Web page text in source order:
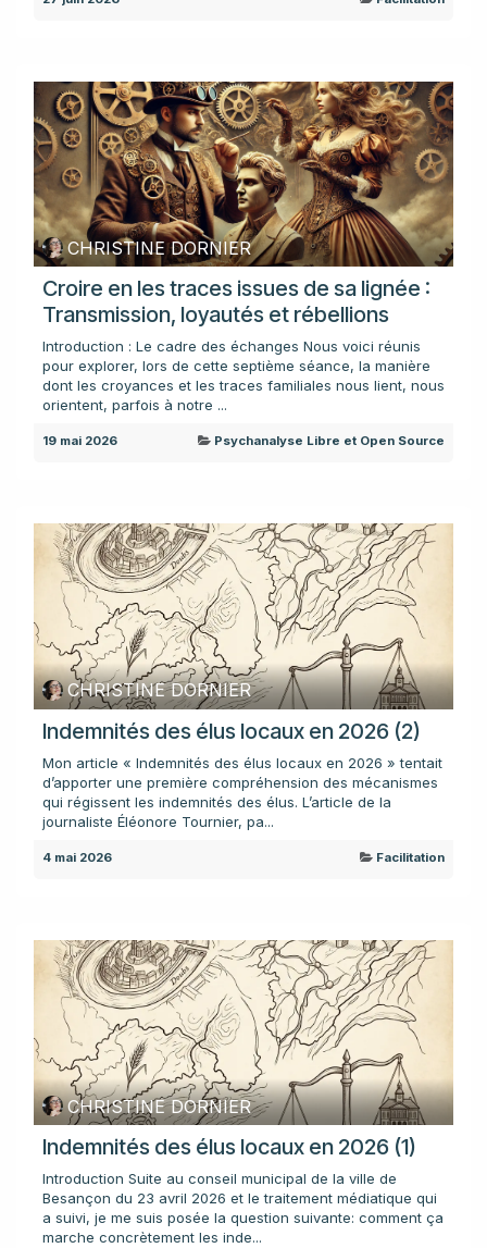
CHRISTINE DORNIER
Croire en les traces issues de sa lignée :
Transmission, loyautés et rébellions
Introduction : Le cadre des échanges Nous voici réunis
pour explorer, lors de cette septième séance, la manière
dont les croyances et les traces familiales nous lient, nous
orientent, parfois à notre ...
19 mai 2026 Psychanalyse Libre et Open Source
CHRISTINE DORNIER
Indemnités des élus locaux en 2026 (2)
Mon article « Indemnités des élus locaux en 2026 » tentait
d’apporter une première compréhension des mécanismes
qui régissent les indemnités des élus. L’article de la
journaliste Éléonore Tournier, pa...
4 mai 2026 Facilitation
CHRISTINE DORNIER
Indemnités des élus locaux en 2026 (1)
Introduction Suite au conseil municipal de la ville de
Besançon du 23 avril 2026 et le traitement médiatique qui
a suivi, je me suis posée la question suivante: comment ça
marche concrètement les inde...